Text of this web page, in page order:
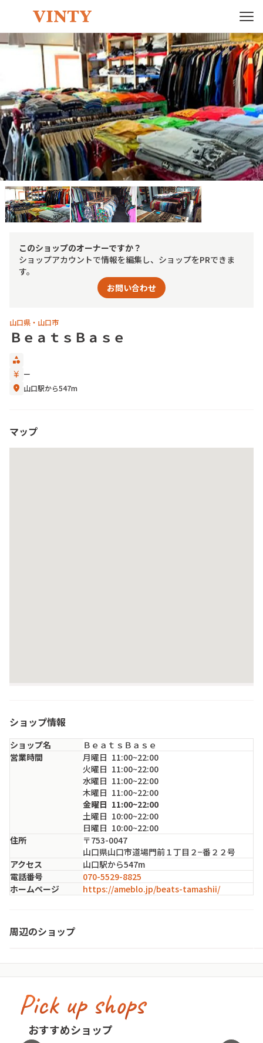
このショップのオーナーですか？
ショップアカウントで情報を編集し、ショップをPRできま
す。
お問い合わせ
山口県・山口市
ＢｅａｔｓＢａｓｅ
category
currency_yen ー
location_on 山口駅から547m
マップ
ショップ情報
ショップ名
ＢｅａｔｓＢａｓｅ
営業時間
月曜日 11:00~22:00
火曜日 11:00~22:00
水曜日 11:00~22:00
木曜日 11:00~22:00
金曜日 11:00~22:00
土曜日 10:00~22:00
日曜日 10:00~22:00
住所
〒753-0047
山口県山口市道場門前１丁目２−番２２号
アクセス
山口駅から547m
電話番号
070-5529-8825
ホームページ
https://ameblo.jp/beats-tamashii/
周辺のショップ
山口県・山口市
Pick up shops
おすすめショップ
古着屋no pain no gain(ノーペインノーゲ
イン)
東京都・渋谷区